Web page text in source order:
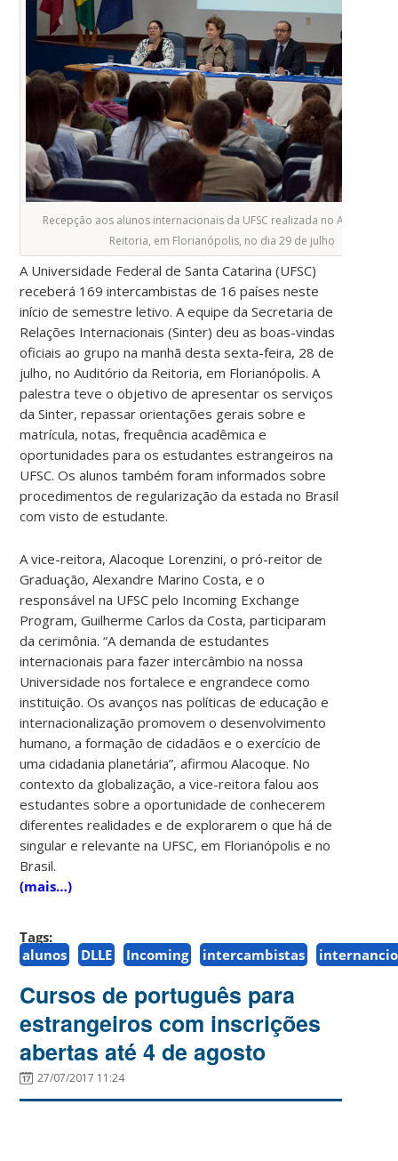
Recepção aos alunos internacionais da UFSC realizada no Auditório
Reitoria, em Florianópolis, no dia 29 de julho
A Universidade Federal de Santa Catarina (UFSC)
receberá 169 intercambistas de 16 países neste
início de semestre letivo. A equipe da Secretaria de
Relações Internacionais (Sinter) deu as boas-vindas
oficiais ao grupo na manhã desta sexta-feira, 28 de
julho, no Auditório da Reitoria, em Florianópolis.A
palestra teve o objetivo de apresentar os serviços
da Sinter, repassar orientações gerais sobre e
matrícula, notas, frequência acadêmica e
oportunidades para os estudantes estrangeiros na
UFSC. Os alunos também foram informados sobre
procedimentos de regularização da estada no Brasil
com visto de estudante.
A vice-reitora, Alacoque Lorenzini, o pró-reitor de
Graduação, Alexandre Marino Costa, e o
responsável na UFSC pelo Incoming Exchange
Program, Guilherme Carlos da Costa,participaram
da cerimônia. “A demanda de estudantes
internacionais para fazer intercâmbio na nossa
Universidade nos fortalece e engrandece como
instituição. Os avanços nas políticas de educação e
internacionalização promovem o desenvolvimento
humano, a formação de cidadãos e o exercício de
uma cidadania planetária”, afirmou Alacoque. No
contexto da globalização, a vice-reitora falou aos
estudantes sobre a oportunidade de conhecerem
diferentes realidades e de explorarem o que há de
singular e relevante na UFSC, em Florianópolis e no
Brasil.
(mais…)
Tags:
alunos
DLLE Incoming intercambistas
Cursos de português para
estrangeiros com inscrições
abertas até 4 de agosto
27/07/2017 11:24